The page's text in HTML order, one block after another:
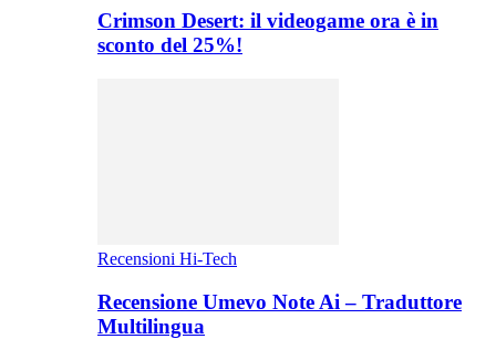
Crimson Desert: il videogame ora è in
sconto del 25%!
Recensioni Hi-Tech
Recensione Umevo Note Ai – Traduttore
Multilingua